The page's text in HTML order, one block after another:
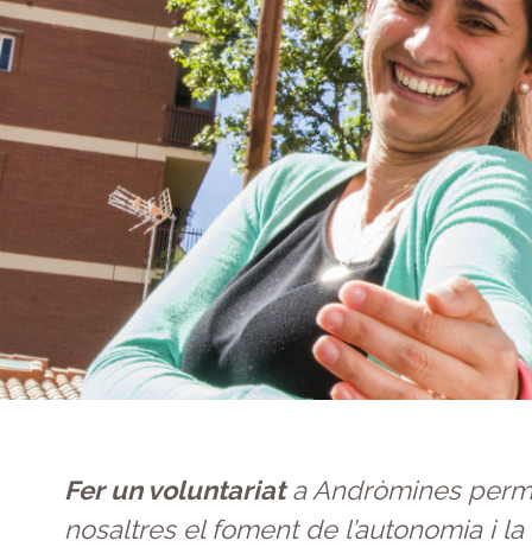
Fer un voluntariata Andròmines
nosaltres el foment de l’autonomia i